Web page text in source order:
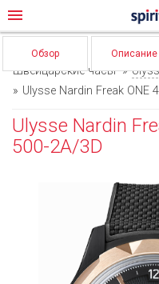
menu
Обзор Описание
Швейцарские часы
Ulysse Nardin Freak ONE
Ulysse Nardin
500-2A/3D